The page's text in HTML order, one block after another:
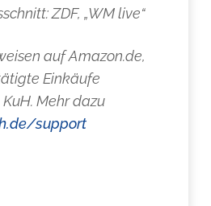
ZDF, „WM live“
auf Amazon.de,
Einkäufe
Mehr dazu
support